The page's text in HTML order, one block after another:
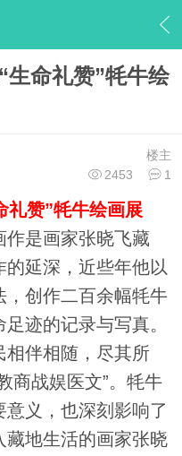
生命礼赞”牦牛绘
楼主
2453
1
礼赞”牦牛绘画展
作是画家张晓飞藏
的延深，近些年他以
，创作二百余幅牦牛
迹的记录与写真。
相伴相随，尽其所
商战娱医文”。牦牛
义，也深刻影响了
藏地生活的画家张晓